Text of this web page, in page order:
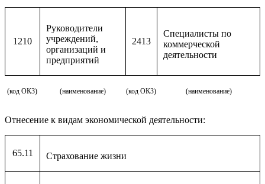
1210
Руководители
учреждений,
организаций и
предприятий
2413
Специалисты по
коммерческой
деятельности
(код ОКЗ) (наименование) (код ОКЗ) (наименование)
Отнесение к видам экономической деятельности:
65.11 Страхование жизни